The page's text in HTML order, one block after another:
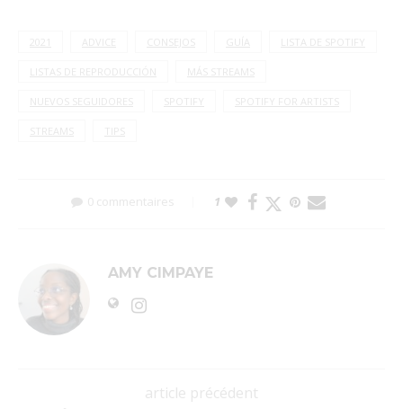
ADVICE GUÍA LISTA DE SPOTIFY
LISTAS DE REPRODUCCIÓN MÁS STREAMS
SPOTIFY SPOTIFY FOR ARTISTS
STREAMS TIPS
0 commentaires 1
AMY CIMPAYE
article précédent